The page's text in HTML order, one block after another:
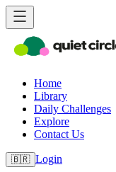
Home
Library
Daily Challenges
Explore
Contact Us
🇧🇷 Login